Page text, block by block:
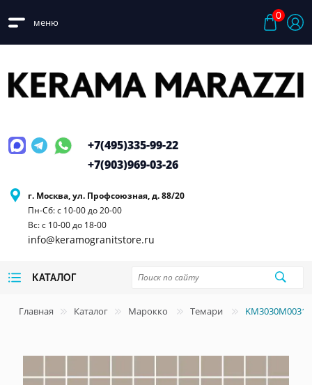
меню
0
г. Москва, ул. Профсоюзная, д. 88/20
Пн-Сб: с 10-00 до 20-00
Вс: с 10-00 до 18-00
info@keramogranitstore.ru
+7(495)335-99-22
+7(903)969-03-26
КАТАЛОГ
Главная Каталог Марокко Темари